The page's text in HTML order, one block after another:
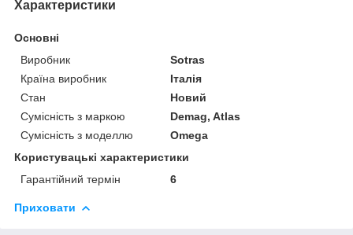
Характеристики
Основні
Виробник
Sotras
Країна виробник
Італія
Стан
Новий
Сумісність з маркою
Demag, Atlas
Сумісність з моделлю
Omega
Користувацькi характеристики
Гарантійний термін
6
Приховати